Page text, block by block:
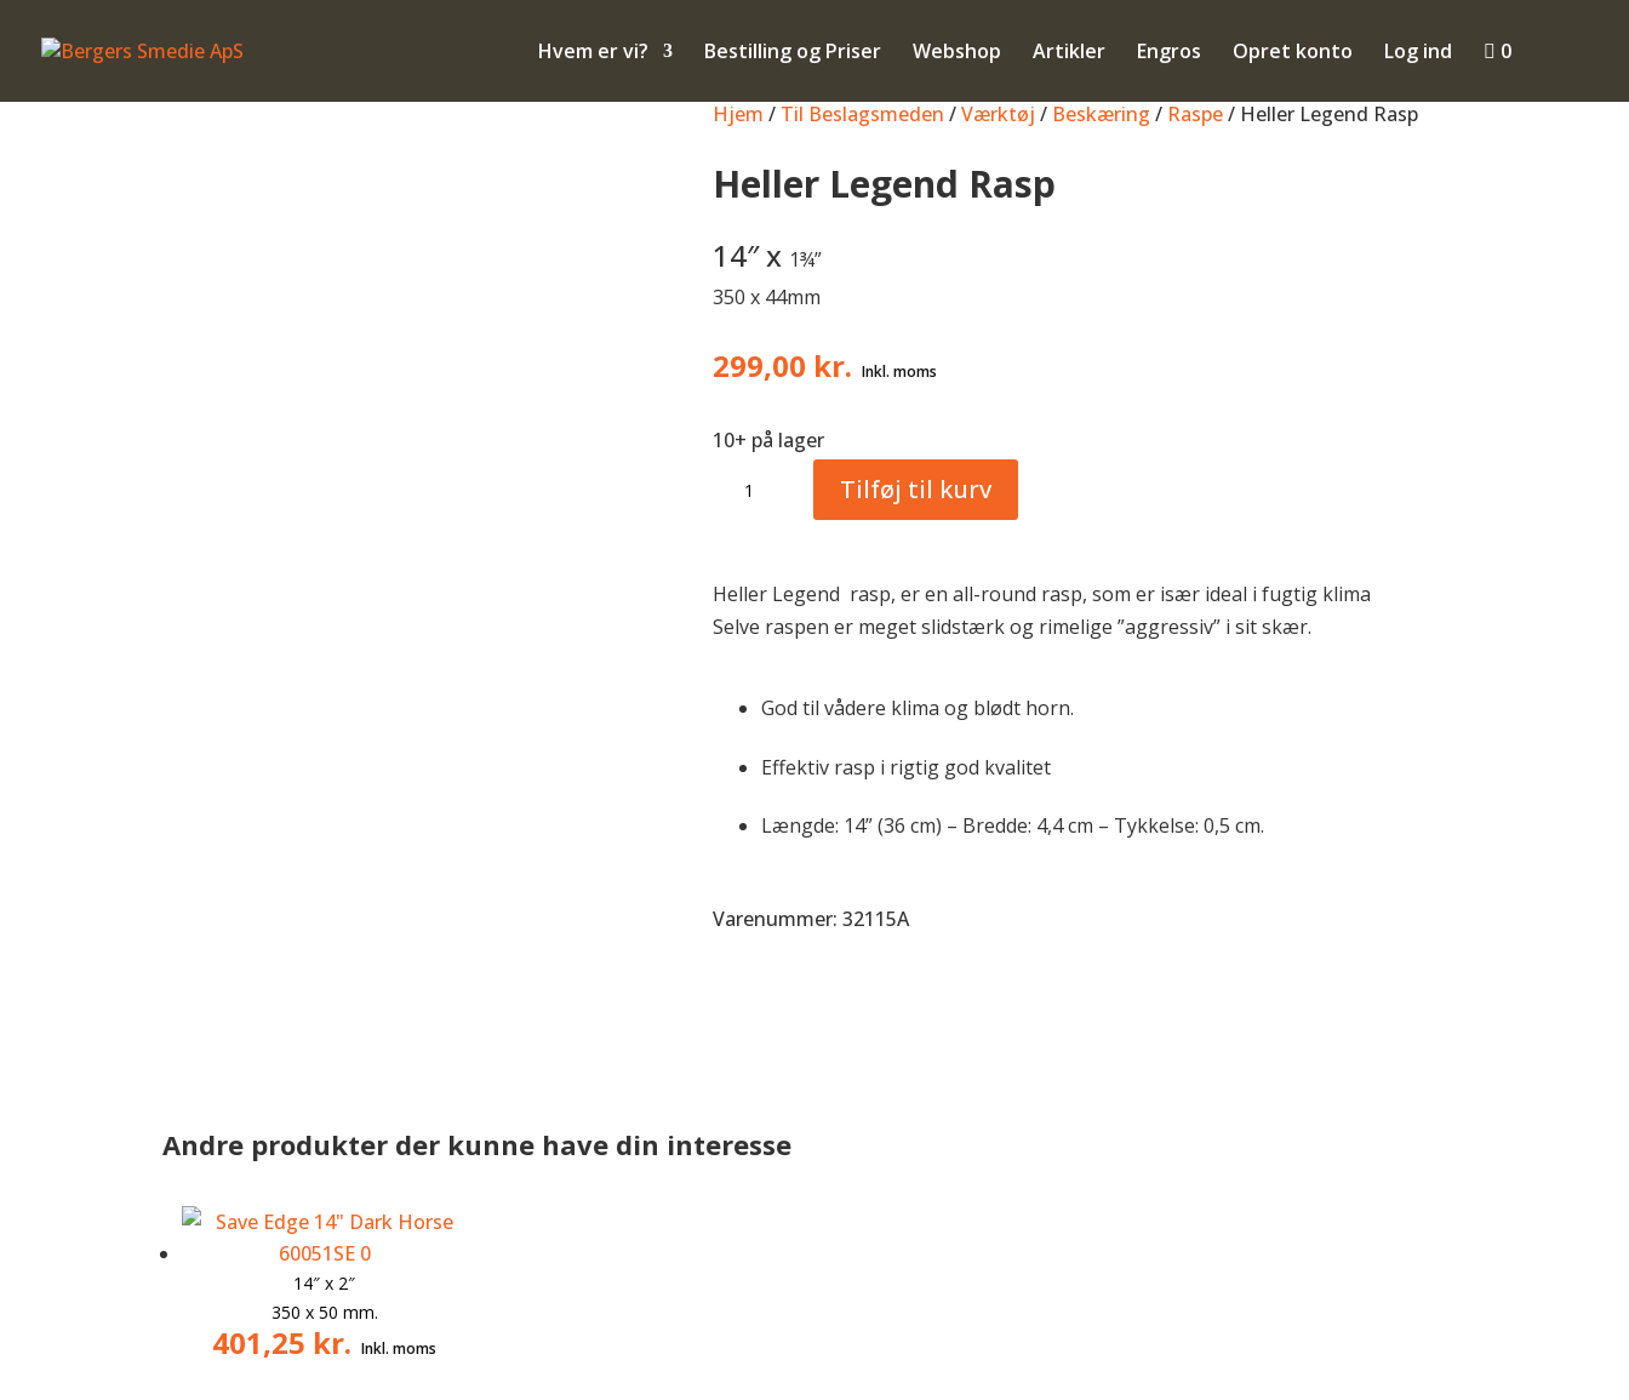
Hvem er vi? Bestilling og Priser Webshop Artikler Engros Opret konto Log ind  0
Hjem / Til Beslagsmeden /Værktøj / Beskæring / Raspe/ Heller Legend Rasp
Heller Legend Rasp
14″ x 1¾”
350 x 44mm
299,00 kr.
10+ på lager
Legend
Tilføj til kurv
Heller Legend rasp, er en all-round rasp, som er især ideal i fugtig klima
Selve raspen er meget slidstærk og rimelige ”aggressiv” i sit skær.
God til vådere klima og blødt horn.
Effektiv rasp i rigtig god kvalitet
Længde: 14” (36 cm) – Bredde: 4,4 cm – Tykkelse: 0,5 cm.
Varenummer: 32115A
Andre produkter der kunne have din interesse
14″ x 2″
350 x 50 mm.
401,25 kr.